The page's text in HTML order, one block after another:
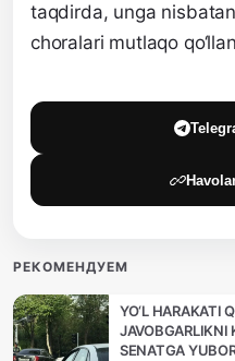
taqdirda, unga
choralari mutlaqo
РЕКОМЕНДУЕМ
YO‘L HARAKATI
JAVOBGARLIKNI
SENATGA